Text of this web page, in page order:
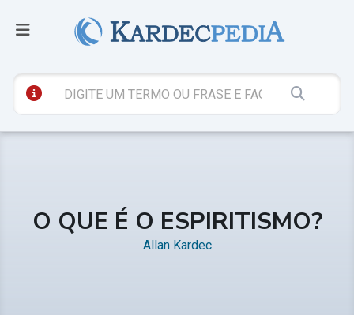
O QUE É O ESPIRITISMO?
Allan Kardec